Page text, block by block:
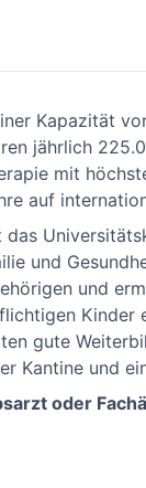
Kapazität
jährlich
mit
auf
und
und
Kinder
gute
Kantine und
oder